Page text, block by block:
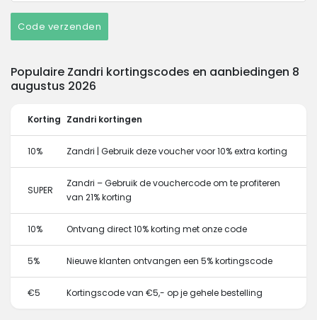
Code verzenden
Populaire Zandri kortingscodes en aanbiedingen 8
augustus 2026
Korting Zandri kortingen
10% Zandri | Gebruik deze voucher voor 10% extra korting
SUPER
Zandri – Gebruik de vouchercode om te profiteren
van 21% korting
10% Ontvang direct 10% korting met onze code
5% Nieuwe klanten ontvangen een 5% kortingscode
€5 Kortingscode van €5,- op je gehele bestelling